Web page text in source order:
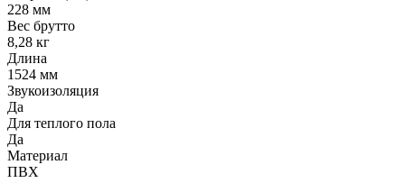
228 мм
Вес брутто
8,28 кг
Длина
1524 мм
Звукоизоляция
Да
Для теплого пола
Да
Материал
ПВХ